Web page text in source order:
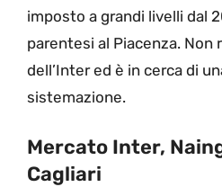
imposto a grandi livelli dal
parentesi al Piacenza. Non
dell’Inter ed è in cerca di
sistemazione.
Mercato Inter,
Cagliari